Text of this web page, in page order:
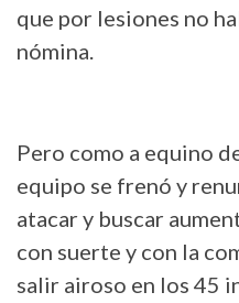
que por lesiones no
nómina.
Pero como a equino
equipo se frenó y
atacar y buscar
con suerte y con la
salir airoso en los 45